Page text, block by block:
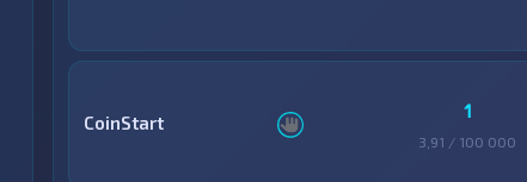
CoinStart 1
3,91 / 100 000